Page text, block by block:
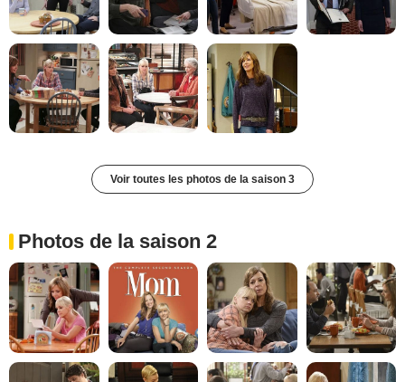
Voir toutes les photos de la saison 3
Photos de la saison 2